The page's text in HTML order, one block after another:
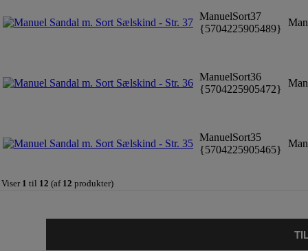
ManuelSort37
{5704225905489}
ManuelSort36
{5704225905472}
ManuelSort35
{5704225905465}
Viser 1 til 12 (af 12 produkter)